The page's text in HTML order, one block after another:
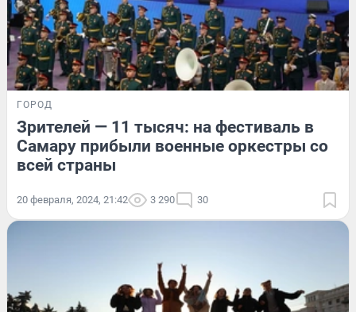
ГОРОД
Зрителей — 11 тысяч: на фестиваль в
Самару прибыли военные оркестры со
всей страны
20 февраля, 2024, 21:42 3 290 30